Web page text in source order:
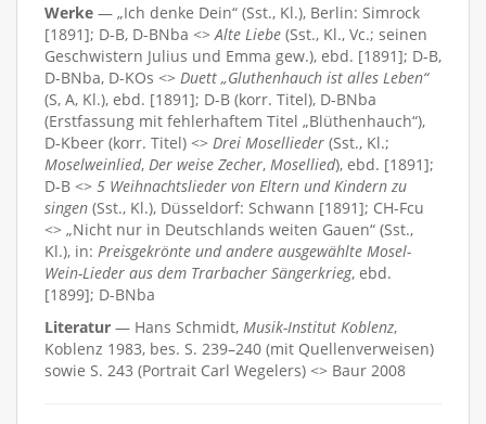
Werke — „Ich denke Dein“ (Sst., Kl.), Berlin: Simrock
[1891]; D-B, D-BNba <> Alte Liebe (Sst., Kl., Vc.; seinen
Geschwistern Julius und Emma gew.), ebd. [1891]; D-B,
D-BNba, D-KOs <> Duett „Gluthenhauch ist alles Leben“
(S, A, Kl.), ebd. [1891]; D-B (korr. Titel), D-BNba
(Erstfassung mit fehlerhaftem Titel „Blüthenhauch“),
D-Kbeer (korr. Titel) <> Drei Mosellieder (Sst., Kl.;
Moselweinlied, Der weise Zecher, Mosellied), ebd. [1891];
D-B <> 5 Weihnachtslieder von Eltern und Kindern zu
singen (Sst., Kl.), Düsseldorf: Schwann [1891]; CH-Fcu
<> „Nicht nur in Deutschlands weiten Gauen“ (Sst.,
Kl.), in: Preisgekrönte und andere ausgewählte Mosel-
Wein-Lieder aus dem Trarbacher Sängerkrieg, ebd.
[1899]; D-BNba
Literatur — Hans Schmidt, Musik-Institut Koblenz,
Koblenz 1983, bes. S. 239–240 (mit Quellenverweisen)
sowie S. 243 (Portrait Carl Wegelers) <> Baur 2008